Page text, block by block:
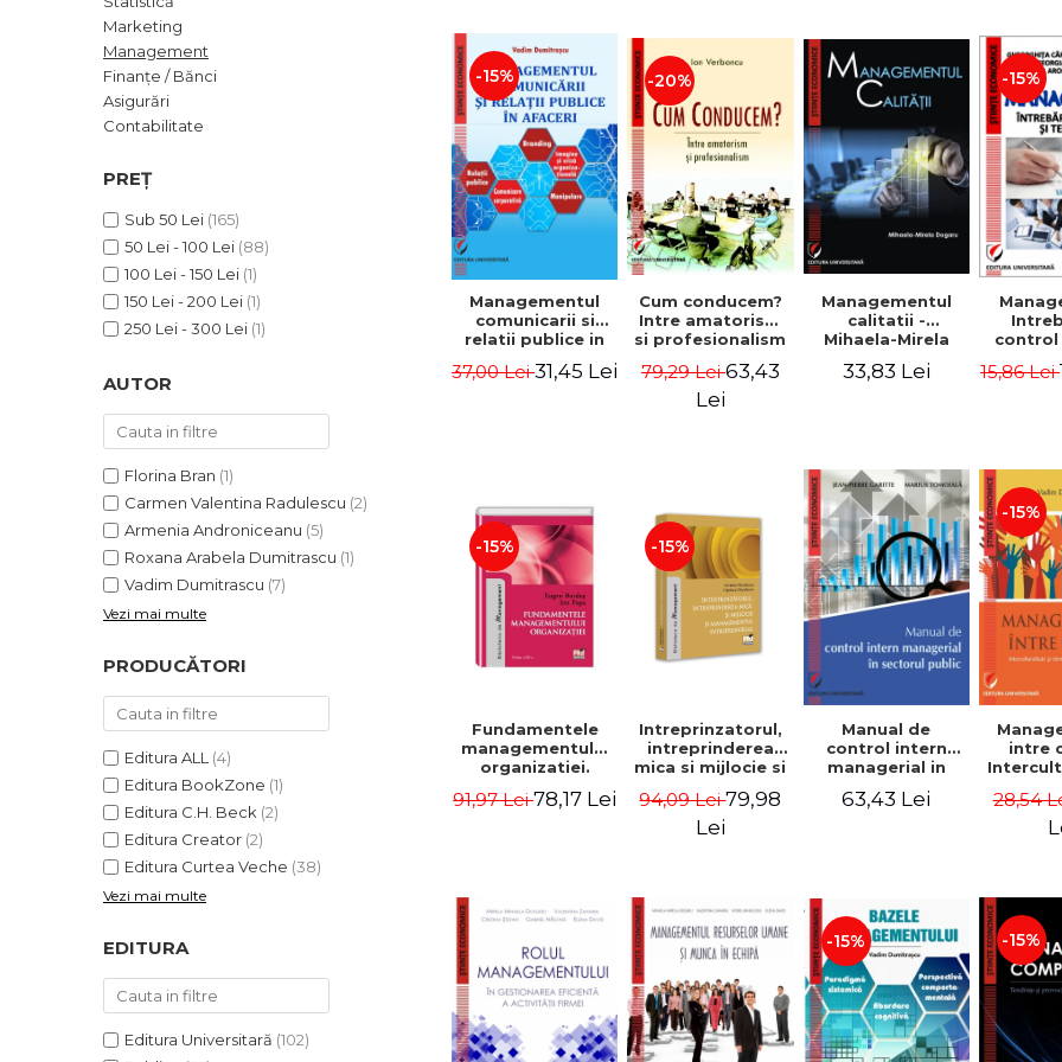
ADMINISTRATIVE
ȘTIINȚE ECONOMICE
ȘTIINȚE EXACTE
EDUCAȚIE FIZICĂ ȘI SPORT
PREUNIVERSITARIA
PACHETE DE STUDIU
PROMOȚIILE LUNII
Cum Cumpăr
Politica de Retur
Formular de Retur
Marketing
Management
Finanțe / Bănci
Asigurări
Contabilitate
PREȚ
Sub 50 Lei (165)
50 Lei - 100 Lei (88)
100 Lei - 150 Lei (1)
150 Lei - 200 Lei (1)
250 Lei - 300 Lei (1)
AUTOR
Florina Bran (1)
Carmen Valentina Radulescu (2)
Armenia Androniceanu (5)
Roxana Arabela Dumitrascu (1)
Vadim Dumitrascu (7)
Vezi mai multe
PRODUCĂTORI
Editura ALL (4)
Editura BookZone (1)
Editura C.H. Beck (2)
Editura Creator (2)
Editura Curtea Veche (38)
Vezi mai multe
EDITURA
Editura Universitară (102)
-15%
Managementul
comunicarii si
relatii publice in
Dumitrascu
37,00 Lei31,45 Lei
-20%
Cum conducem?
Intre amatorism
si profesionalism
79,29 Lei63,43
Lei
Managementul
calitatii -
Mihaela-Mirela
33,83 Lei
-15%
15,86 Lei
-15%
Fundamentele
managementului
organizatiei.
Eugen Burdus,
91,97 Lei78,17 Lei
-15%
Intreprinzatorul,
intreprinderea
mica si mijlocie si
intreprenorial -
Ovidiu Nicolescu,
94,09 Lei79,98
Lei
Manual de
control intern
managerial in
Jean-Pierre
63,43 Lei
-15%
intre
28,54
-15% -15%